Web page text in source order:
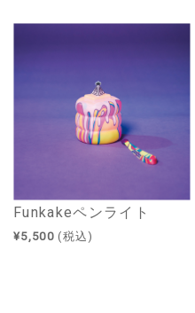
Funkakeペンライト
¥5,500 (税込)